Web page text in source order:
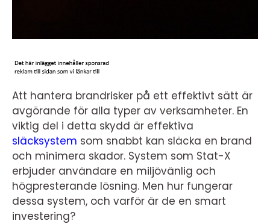
Att hantera brandrisker på ett effektivt sätt är
avgörande för alla typer av verksamheter. En
viktig del i detta skydd är effektiva
släcksystem som snabbt kan släcka en brand
och minimera skador. System som Stat-X
erbjuder användare en miljövänlig och
högpresterande lösning. Men hur fungerar
dessa system, och varför är de en smart
investering?